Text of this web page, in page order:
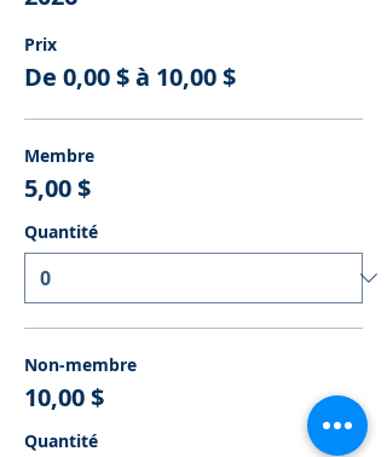
Prix
De 0,00 $ à 10,00 $
Membre
5,00 $
Quantité
Non-membre
10,00 $
Quantité